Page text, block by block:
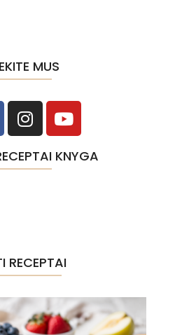
MUS
KNYGA
RECEPTAI